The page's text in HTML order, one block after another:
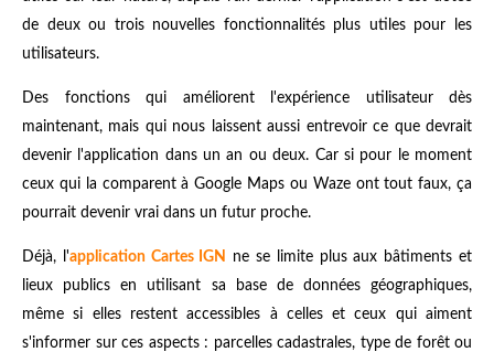
de deux ou trois nouvelles fonctionnalités plus utiles pour les
utilisateurs.
Des fonctions qui améliorent l'expérience utilisateur dès
maintenant, mais qui nous laissent aussi entrevoir ce que devrait
devenir l'application dans un an ou deux. Car si pour le moment
ceux qui la comparent à Google Maps ou Waze ont tout faux, ça
pourrait devenir vrai dans un futur proche.
Déjà, l'application Cartes IGN
ne se limite plus aux bâtiments et
lieux publics en utilisant sa base de données géographiques,
même si elles restent accessibles à celles et ceux qui aiment
s'informer sur ces aspects : parcelles cadastrales, type de forêt ou